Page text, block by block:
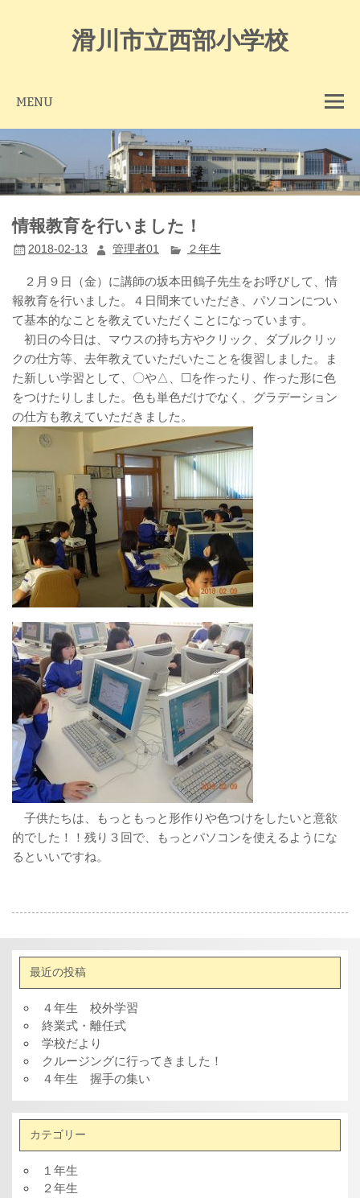
滑川市立西部小学校
MENU
情報教育を行いました！
2018-02-13 管理者01 ２年生
２月９日（金）に講師の坂本田鶴子先生をお呼びして、情
報教育を行いました。４日間来ていただき、パソコンについ
て基本的なことを教えていただくことになっています。
初日の今日は、マウスの持ち方やクリック、ダブルクリッ
クの仕方等、去年教えていただいたことを復習しました。ま
た新しい学習として、〇や△、☐を作ったり、作った形に色
をつけたりしました。色も単色だけでなく、グラデーション
の仕方も教えていただきました。
子供たちは、もっともっと形作りや色つけをしたいと意欲
的でした！！残り３回で、もっとパソコンを使えるようにな
るといいですね。
最近の投稿
４年生 校外学習
終業式・離任式
学校だより
クルージングに行ってきました！
４年生 握手の集い
カテゴリー
１年生
２年生